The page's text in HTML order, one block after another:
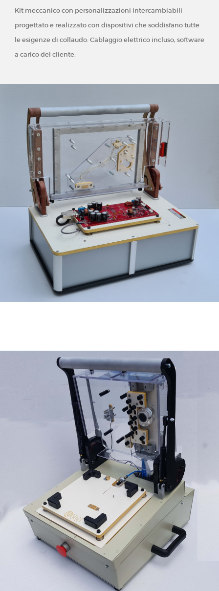
Kit meccanico con personalizzazioni intercambiabili
progettato e realizzato con dispositivi che soddisfano tutte
le esigenze di collaudo. Cablaggio elettrico incluso, software
a carico del cliente.